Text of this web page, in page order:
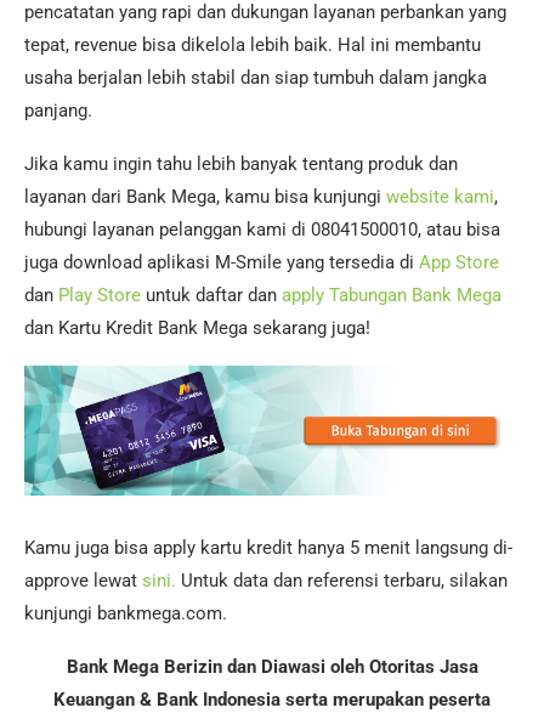
pencatatan yang rapi dan dukungan layanan perbankan yang
tepat, revenue bisa dikelola lebih baik. Hal ini membantu
usaha berjalan lebih stabil dan siap tumbuh dalam jangka
panjang.
Jika kamu ingin tahu lebih banyak tentang produk dan
layanan dari Bank Mega, kamu bisa kunjungi website kami,
hubungi layanan pelanggan kami di 08041500010, atau bisa
juga download aplikasi M-Smile yang tersedia di App Store
dan Play Store untuk daftar dan apply Tabungan Bank Mega
dan Kartu Kredit Bank Mega sekarang juga!
Kamu juga bisa apply kartu kredit hanya 5 menit langsung di-
approve lewat sini. Untuk data dan referensi terbaru, silakan
kunjungi bankmega.com.
Bank Mega Berizin dan Diawasi oleh Otoritas Jasa
Keuangan & Bank Indonesia serta merupakan peserta